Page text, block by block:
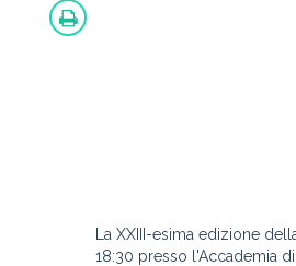
La XXIII-esima edizione
18:30 presso l'Accademia